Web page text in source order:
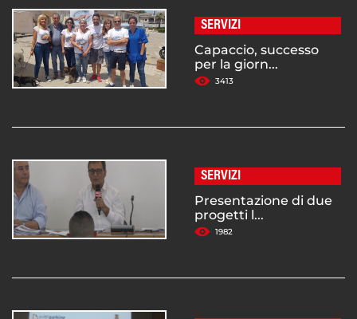
SERVIZI
Capaccio, successo
per la giorn...
3413
SERVIZI
Presentazione di due
progetti l...
1982